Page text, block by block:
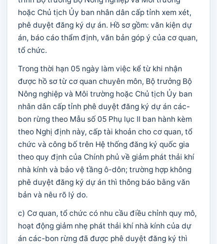
hoặc Chủ tịch Ủy ban nhân dân cấp tỉnh xem xét,
phê duyệt đăng ký dự án. Hồ sơ gồm: văn kiện dự
án, báo cáo thẩm định, văn bản góp ý của cơ quan,
tổ chức.
Trong thời hạn 05 ngày làm việc kể từ khi nhận
được hồ sơ từ cơ quan chuyên môn, Bộ trưởng Bộ
Nông nghiệp và Môi trường hoặc Chủ tịch Ủy ban
nhân dân cấp tỉnh phê duyệt đăng ký dự án các-
bon rừng theo Mẫu số 05 Phụ lục II ban hành kèm
theo Nghị định này, cấp tài khoản cho cơ quan, tổ
chức và công bố trên Hệ thống đăng ký quốc gia
theo quy định của Chính phủ về giảm phát thải khí
nhà kính và bảo vệ tầng ô-dôn; trường hợp không
phê duyệt đăng ký dự án thì thông báo bằng văn
bản và nêu rõ lý do.
c) Cơ quan, tổ chức có nhu cầu điều chỉnh quy mô,
hoạt động giảm nhẹ phát thải khí nhà kính của dự
án các-bon rừng đã được phê duyệt đăng ký thì